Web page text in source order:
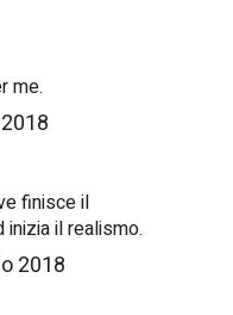
me.
finisce il
il realismo.
2018